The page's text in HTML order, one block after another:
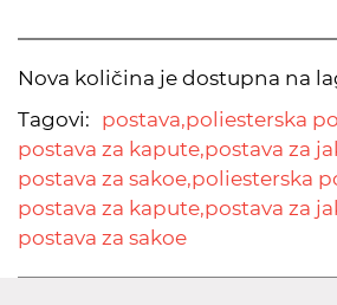
Nova količina je dostupna na
Tagovi: postava,poliesterska
postava za kapute,postava za
postava za sakoe,poliesterska
postava za kapute,postava za
postava za sakoe